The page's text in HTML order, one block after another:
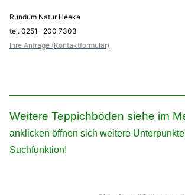
Rundum Natur Heeke
tel. 0251- 200 7303
Ihre Anfrage (Kontaktformular)
Weitere Teppichböden siehe im
anklicken öffnen sich weitere
Suchfunktion!